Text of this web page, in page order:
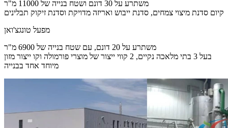
משתרע על 30 דונם ושטח בנייה של 11000 מ"ר
קיום סדנת מיצוי צמחים, סדנת ייבוש ואריזה מדויקת וסדנת זיקוק תבלינים
מפעל טונגצ'ואן
משתרע על 20 דונם, עם שטח בנייה של 6900 מ"ר
בעל 3 בתי מלאכה נקיים, 2 קווי ייצור של מוצרי פורמולה וקו ייצור מזון
מיוחד אחד בבנייה